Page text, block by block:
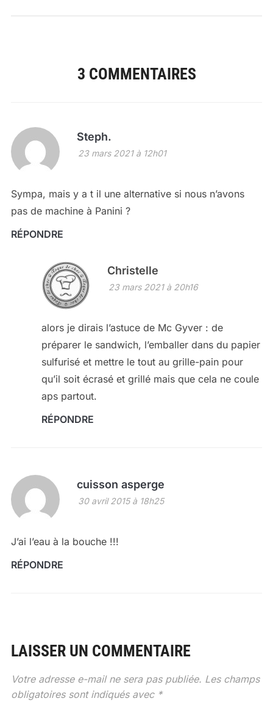
3 COMMENTAIRES
Steph.
23 mars 2021 à 12h01
Sympa, mais y a t il une alternative si nous n’avons
pas de machine à Panini ?
RÉPONDRE
Christelle
23 mars 2021 à 20h16
alors je dirais l’astuce de Mc Gyver : de
préparer le sandwich, l’emballer dans du papier
sulfurisé et mettre le tout au grille-pain pour
qu’il soit écrasé et grillé mais que cela ne coule
aps partout.
RÉPONDRE
cuisson asperge
30 avril 2015 à 18h25
J’ai l’eau à la bouche !!!
RÉPONDRE
LAISSER UN COMMENTAIRE
Votre adresse e-mail ne sera pas publiée. Les champs
obligatoires sont indiqués avec *